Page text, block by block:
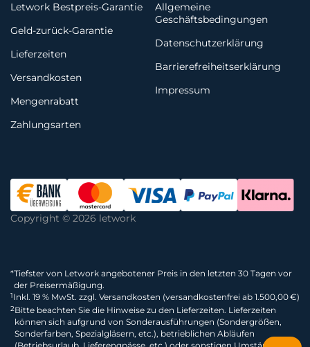
Letwork Bestpreis-Garantie
Geld-zurück-Garantie
Lieferzeiten
Versandkosten
Mengenrabatt
Zahlungsarten
Allgemeine
Geschäftsbedingungen
Datenschutzerklärung
Barrierefreiheitserklärung
Impressum
Copyright © 2026 letwork
*Tiefster von Letwork angebotener Preis in den letzten 30 Tagen vor
der Preisermäßigung.
1Inkl. 19 % MwSt. zzgl. Versandkosten (versandkostenfrei ab 1.500,00 €)
2Bitte beachten Sie die Hinweise zu den Lieferzeiten. Lieferzeiten
können sich aufgrund von Sonderausführungen (Sondergrößen,
Sonderfarben, Spezialgläsern, etc.), betrieblichen Abläufen